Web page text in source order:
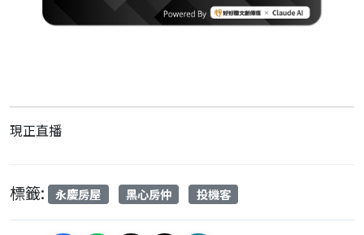
現正直播
標籤: 永慶房屋 黑心房仲 投機客